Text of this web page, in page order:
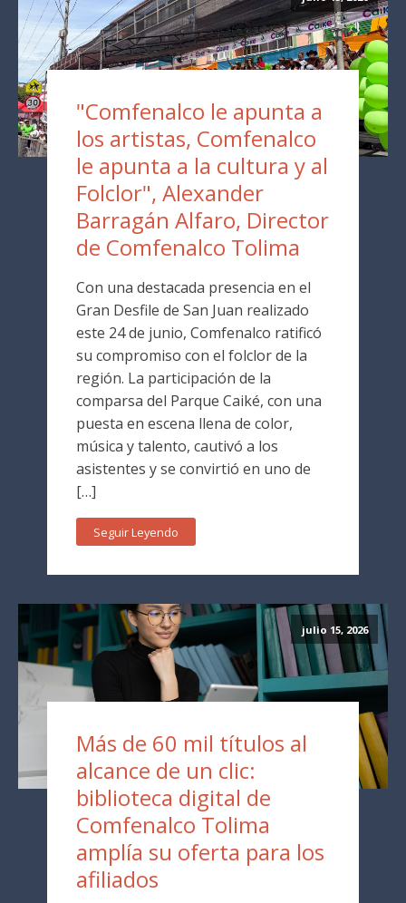
"Comfenalco le apunta a
los artistas, Comfenalco
le apunta a la cultura y al
Folclor", Alexander
Barragán Alfaro, Director
de Comfenalco Tolima
Con una destacada presencia en el
Gran Desfile de San Juan realizado
este 24 de junio, Comfenalco ratificó
su compromiso con el folclor de la
región. La participación de la
comparsa del Parque Caiké, con una
puesta en escena llena de color,
música y talento, cautivó a los
asistentes y se convirtió en uno de
[…]
Seguir Leyendo
julio 15, 2026
Más de 60 mil títulos al
alcance de un clic:
biblioteca digital de
Comfenalco Tolima
amplía su oferta para los
afiliados